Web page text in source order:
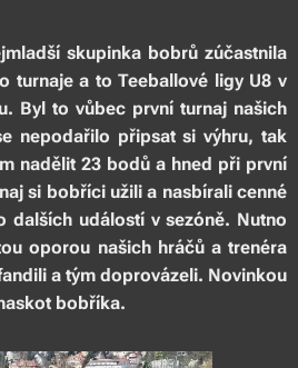
skupinka bobrů zúčastnila
turnaje a to Teeballové ligy U8 v
Byl to vůbec první turnaj našich
nepodařilo připsat si výhru, tak
nadělit 23 bodů a hned při první
si bobříci užili a nasbírali cenné
dalších událostí v sezóně. Nutno
oporou našich hráčů a trenéra
a tým doprovázeli. Novinkou
bobříka.